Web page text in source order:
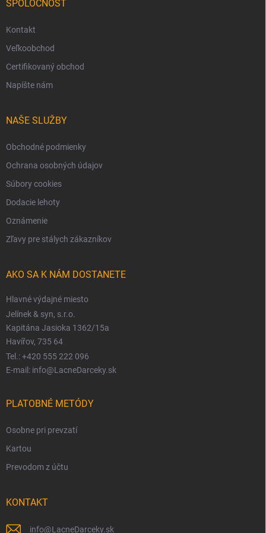
SPOLOČNOSŤ
Kontakt
Veľkoobchod
Certifikovaný obchod
Napíšte nám
NAŠE SLUŽBY
Obchodné podmienky
Ochrana osobných údajov
Súbory cookies
Dodacie lehoty
Oznámenie
Zľavy pre stálych zákazníkov
AKO SA K NÁM DOSTANETE
Hlavné výdajné miesto
Jelínek & syn, s.r.o.
Kapitána Jasioka 1362/15a
Havířov, 735 64
Tel.: +420 555 222 096
E-mail: info@LacneDarceky.sk
PLATOBNÉ METÓDY
Osobne pri prevzatí
Kartou
Prevodom z účtu
KONTAKT
info@LacneDarceky.sk